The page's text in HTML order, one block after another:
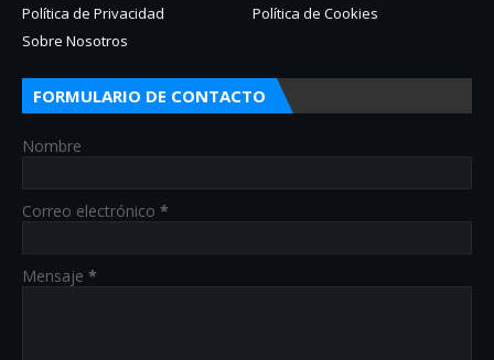
Política de Privacidad
Política de Cookies
Sobre Nosotros
FORMULARIO DE CONTACTO
Nombre
Correo electrónico *
Mensaje *